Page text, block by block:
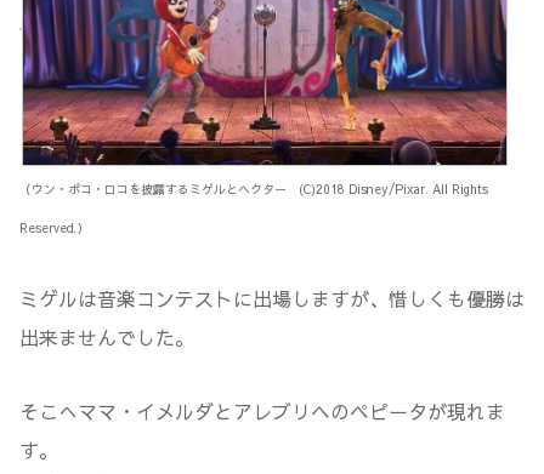
（ウン・ポコ・ロコを披露するミゲルとヘクター (C)2018 Disney/Pixar. All Rights
Reserved.）
ミゲルは音楽コンテストに出場しますが、惜しくも優勝は
出来ませんでした。
そこへママ・イメルダとアレブリヘのペピータが現れま
す。